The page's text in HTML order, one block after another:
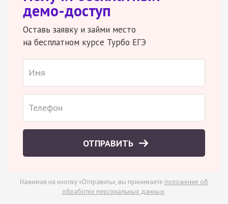
демо-доступ
Оставь заявку и займи место
на бесплатном курсе Турбо ЕГЭ
ОТПРАВИТЬ
Нажимая на кнопку «Отправить», вы принимаете положение об
обработке персональных данных.